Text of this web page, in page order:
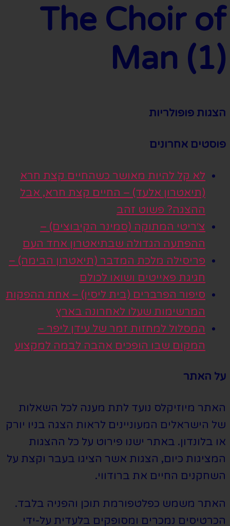
The Choir of
Man (1)
הצגות פופולריות
פוסטים אחרונים
לא קל להיות מאושר כשהחיים קצת חרא
(תיאטרון אלעד) – החיים קצת חרא, אבל
ההצגה? פשוט זהב
צ׳ריטי המתוקה (סמינר הקיבוצים) –
ההפתעה הגדולה שבתיאטרון אחד העם
פריסילה מלכת המדבר (תיאטרון הבימה) –
חגיגת פאייטים ושואו לכולם
סיפור הפרברים (בית ליסין) – אחת ההפקות
המרשימות שעלו לאחרונה בארץ
המסלול למחזות זמר של עידן ליפר –
המקום שבו הופכים אהבה לבמה למקצוע
על האתר
האתר מיוזיקלס נועד לתת מענה לכל השאלות
של הישראלים המעוניינים לראות הצגה בניו יורק
או בלונדון. באתר ישנו פירוט על כל ההצגות
המציגות כיום, הצגות אשר הציגו בעבר וקצת על
השחקנים החיים את ברודווי.
האתר משמש כפלטפורמת תוכן והפניה בלבד.
הכרטיסים נמכרים ומסופקים בלעדית על-ידי